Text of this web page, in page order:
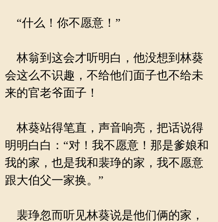
“什么！你不愿意！”
林翁到这会才听明白，他没想到林葵
会这么不识趣，不给他们面子也不给未
来的官老爷面子！
林葵站得笔直，声音响亮，把话说得
明明白白：“对！我不愿意！那是爹娘和
我的家，也是我和裴琤的家，我不愿意
跟大伯父一家换。”
裴琤忽而听见林葵说是他们俩的家，